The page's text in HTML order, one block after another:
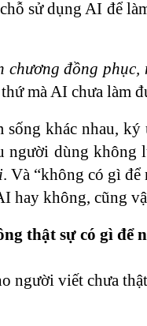
sử dụng AI để
đồng phục,
mà AI chưa làm
khác nhau, ký
người dùng
. Và “không có gì để
hay không, cũng
thật sự có gì để
người viết chưa